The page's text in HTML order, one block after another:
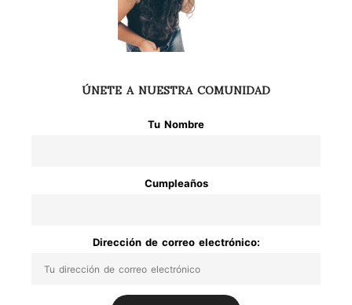
ÚNETE A NUESTRA COMUNIDAD
Tu Nombre
Cumpleaños
Dirección de correo electrónico: